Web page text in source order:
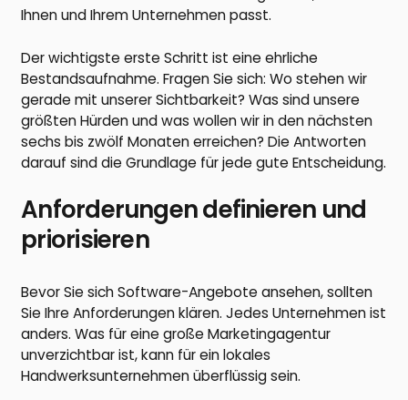
Ihnen und Ihrem Unternehmen passt.
Der wichtigste erste Schritt ist eine ehrliche
Bestandsaufnahme. Fragen Sie sich: Wo stehen wir
gerade mit unserer Sichtbarkeit? Was sind unsere
größten Hürden und was wollen wir in den nächsten
sechs bis zwölf Monaten erreichen? Die Antworten
darauf sind die Grundlage für jede gute Entscheidung.
Anforderungen definieren und
priorisieren
Bevor Sie sich Software-Angebote ansehen, sollten
Sie Ihre Anforderungen klären. Jedes Unternehmen ist
anders. Was für eine große Marketingagentur
unverzichtbar ist, kann für ein lokales
Handwerksunternehmen überflüssig sein.